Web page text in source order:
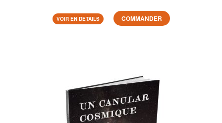
VOIR EN DETAILS COMMANDER